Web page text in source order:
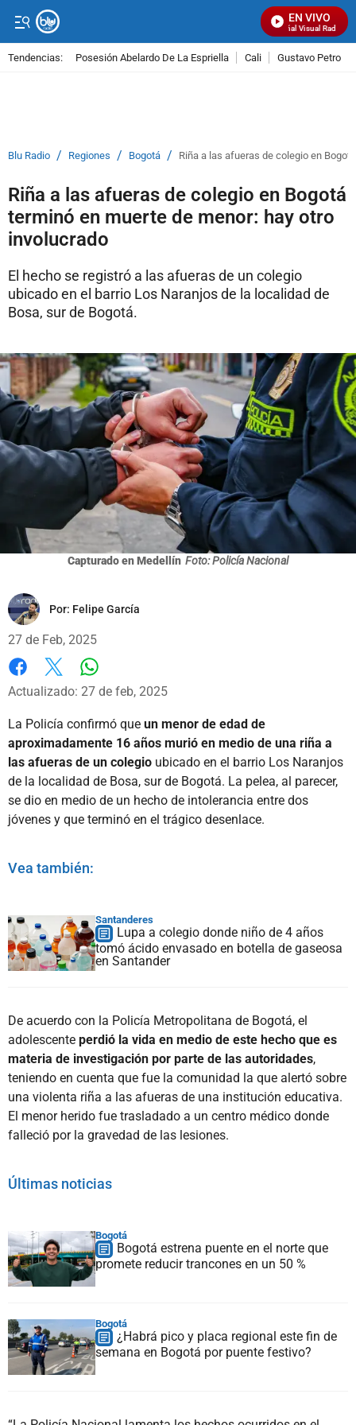
EN VIVO
Señal Visual Radio
Tendencias: Posesión Abelardo De La Espriella Cali Gustavo Petro
Blu Radio / Regiones / Bogotá / Riña a las afueras de colegio en
Riña a las afueras de colegio en Bogotá
terminó en muerte de menor: hay otro
involucrado
El hecho se registró a las afueras de un colegio
ubicado en el barrio Los Naranjos de la localidad de
Bosa, sur de Bogotá.
Capturado en Medellín Foto: Policía Nacional
Por: Felipe García
27 de Feb, 2025
Facebook
X
Actualizado: 27 de feb, 2025
La Policía confirmó que un menor de edad de
aproximadamente 16 años murió en medio de una riña a
las afueras de un colegio ubicado en el barrio Los Naranjos
de la localidad de Bosa, sur de Bogotá. La pelea, al parecer,
se dio en medio de un hecho de intolerancia entre dos
jóvenes y que terminó en el trágico desenlace.
Vea también:
Santanderes
Lupa a colegio donde niño de 4 años
tomó ácido envasado en botella de gaseosa
en Santander
De acuerdo con la Policía Metropolitana de Bogotá, el
adolescente perdió la vida en medio de este hecho que es
materia de investigación por parte de las autoridades,
teniendo en cuenta que fue la comunidad la que alertó sobre
una violenta riña a las afueras de una institución educativa.
El menor herido fue trasladado a un centro médico donde
falleció por la gravedad de las lesiones.
Últimas noticias
Bogotá
Bogotá estrena puente en el norte que
promete reducir trancones en un 50 %
Bogotá
¿Habrá pico y placa regional este fin de
semana en Bogotá por puente festivo?